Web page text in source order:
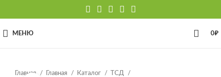
МЕНЮ 0₽
Главная Главная Каталог
ТСД